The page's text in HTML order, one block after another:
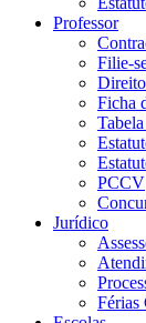
Professor
Filie-
Ficha
PCCV
Jurídico
Férias